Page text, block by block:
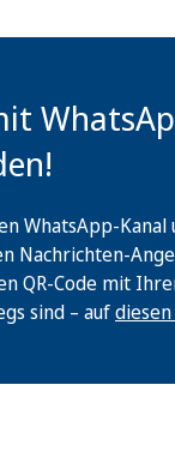
WhatsApp-
Nachrichten-
QR-Code mit
sind – auf